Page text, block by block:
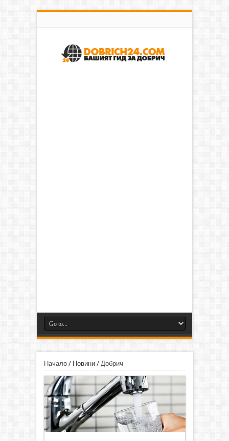
Начало/ Новини/ Добрич